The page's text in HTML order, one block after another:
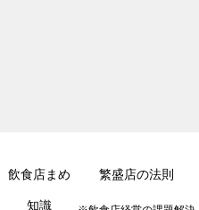
飲食店まめ
知識
繁盛店の法則